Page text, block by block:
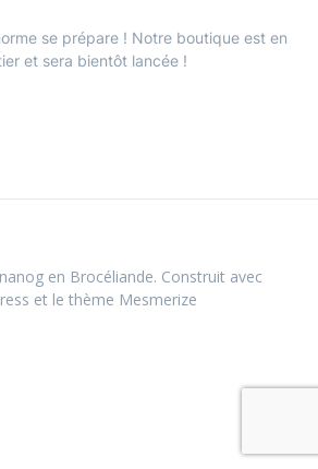
se prépare ! Notre boutique est en
et sera bientôt lancée !
en Brocéliande. Construit avec
et le thème Mesmerize